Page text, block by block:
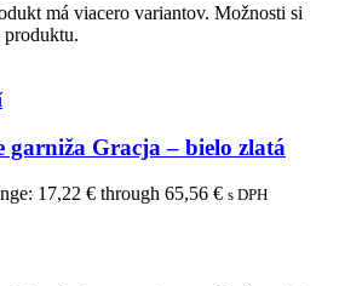
má viacero variantov. Možnosti si
produktu.
Gracja – bielo zlatá
17,22 € through 65,56 € s DPH